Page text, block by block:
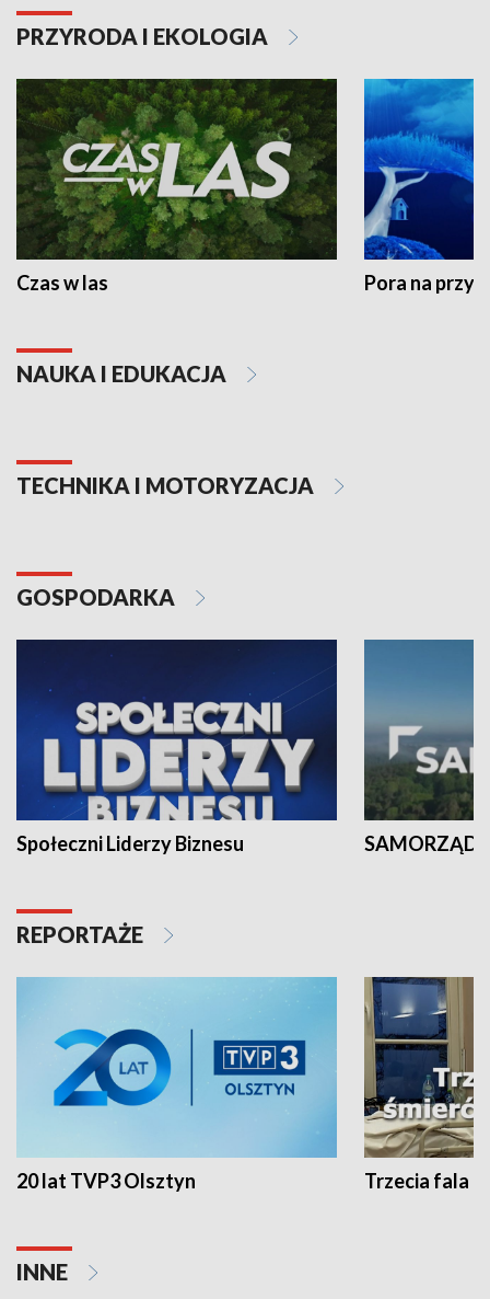
PRZYRODA I EKOLOGIA
Czas w las Pora na
NAUKA I EDUKACJA
TECHNIKA I MOTORYZACJA
GOSPODARKA
Społeczni Liderzy Biznesu SAMORZĄD
REPORTAŻE
20 lat TVP3 Olsztyn Trzecia fala -
INNE